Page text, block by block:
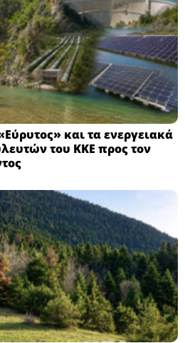
και τα ενεργειακά
του ΚΚΕ προς τον